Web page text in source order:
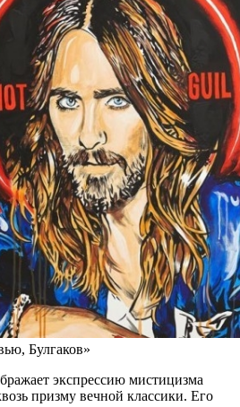
Булгаков»
экспрессию мистицизма
призму вечной классики. Его